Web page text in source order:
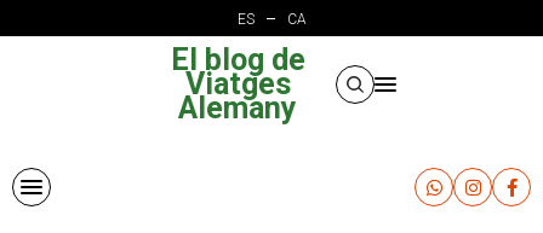
al
ES CA
El blog de
Viatges
Alemany